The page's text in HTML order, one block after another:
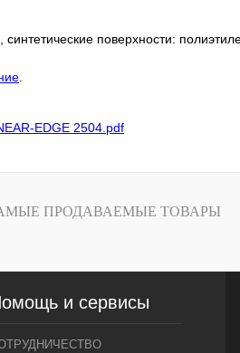
поверхности:
EDGE 2504.pdf
ПРОДАВАЕМЫЕ ТОВАРЫ
и сервисы